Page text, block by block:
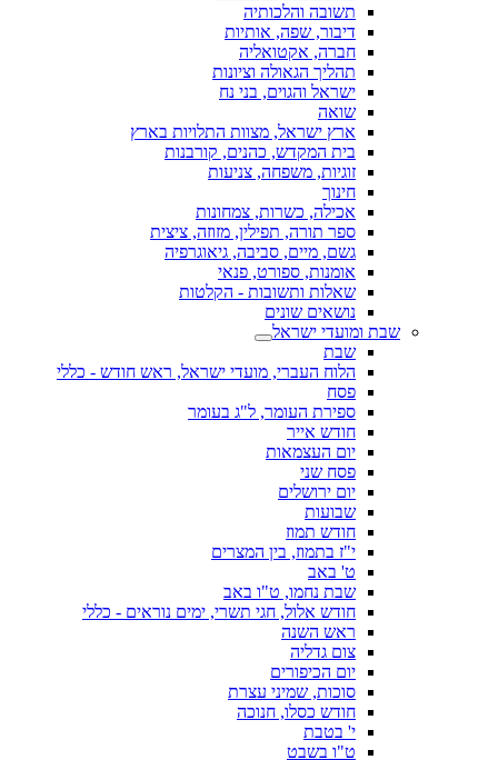
תשובה והלכותיה
דיבור, שפה, אותיות
חברה, אקטואליה
תהליך הגאולה וציונות
ישראל והגוים, בני נח
שואה
ארץ ישראל, מצוות התלויות בארץ
בית המקדש, כהנים, קורבנות
זוגיות, משפחה, צניעות
חינוך
אכילה, כשרות, צמחונות
ספר תורה, תפילין, מזוזה, ציצית
גשם, מיים, סביבה, גיאוגרפיה
אומנות, ספורט, פנאי
שאלות ותשובות - הקלטות
נושאים שונים
שבת ומועדי ישראל
שבת
הלוח העברי, מועדי ישראל, ראש חודש - כללי
פסח
ספירת העומר, ל"ג בעומר
חודש אייר
יום העצמאות
פסח שני
יום ירושלים
שבועות
חודש תמוז
י"ז בתמוז, בין המצרים
ט' באב
שבת נחמו, ט"ו באב
חודש אלול, חגי תשרי, ימים נוראים - כללי
ראש השנה
צום גדליה
יום הכיפורים
סוכות, שמיני עצרת
חודש כסלו, חנוכה
י' בטבת
ט"ו בשבט